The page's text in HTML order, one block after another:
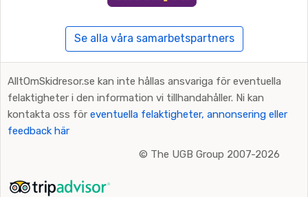
Se alla våra samarbetspartners
AlltOmSkidresor.se kan inte hållas ansvariga för eventuella
felaktigheter i den information vi tillhandahåller. Ni kan
kontakta oss för eventuella felaktigheter, annonsering eller
feedback här
© The UGB Group 2007-2026